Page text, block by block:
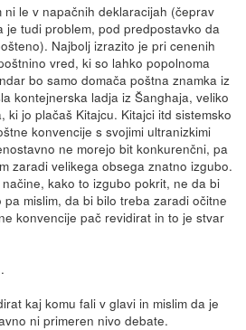
ni le v napačnih deklaracijah (čeprav
je tudi problem, pod predpostavko da
Najbolj izrazito je pri cenenih
vred, ki so lahko popolnoma
bo samo domača poštna znamka iz
kontejnerska ladja iz Šanghaja, veliko
ki jo plačaš Kitajcu. Kitajci itd sistemsko
konvencije s svojimi ultranizkimi
ne morejo bit konkurenčni, pa
zaradi velikega obsega znatno izgubo.
kako to izgubo pokrit, ne da bi
mislim, da bi bilo treba zaradi očitne
konvencije pač revidirat in to je stvar
kaj komu fali v glavi in mislim da je
ni primeren nivo debate.